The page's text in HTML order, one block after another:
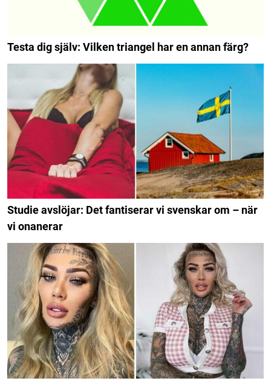
Testa dig själv: Vilken triangel har en annan färg?
Studie avslöjar: Det fantiserar vi svenskar om – när
vi onanerar